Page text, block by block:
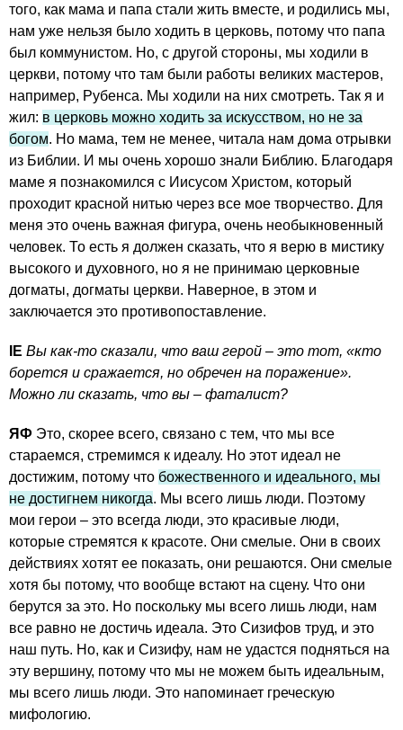
того, как мама и папа стали жить вместе, и родились мы,
нам уже нельзя было ходить в церковь, потому что папа
был коммунистом. Но, с другой стороны, мы ходили в
церкви, потому что там были работы великих мастеров,
например, Рубенса. Мы ходили на них смотреть. Так я и
жил: в церковь можно ходить за искусством, но не за
богом. Но мама, тем не менее, читала нам дома отрывки
из Библии. И мы очень хорошо знали Библию. Благодаря
маме я познакомился с Иисусом Христом, который
проходит красной нитью через все мое творчество. Для
меня это очень важная фигура, очень необыкновенный
человек. То есть я должен сказать, что я верю в мистику
высокого и духовного, но я не принимаю церковные
догматы, догматы церкви. Наверное, в этом и
заключается это противопоставление.
IE Вы как-то сказали, что ваш герой – это тот, «кто
борется и сражается, но обречен на поражение».
Можно ли сказать, что вы – фаталист?
ЯФ Это, скорее всего, связано с тем, что мы все
стараемся, стремимся к идеалу. Но этот идеал не
достижим, потому что божественного и идеального, мы
не достигнем никогда. Мы всего лишь люди. Поэтому
мои герои – это всегда люди, это красивые люди,
которые стремятся к красоте. Они смелые. Они в своих
действиях хотят ее показать, они решаются. Они смелые
хотя бы потому, что вообще встают на сцену. Что они
берутся за это. Но поскольку мы всего лишь люди, нам
все равно не достичь идеала. Это Сизифов труд, и это
наш путь. Но, как и Сизифу, нам не удастся подняться на
эту вершину, потому что мы не можем быть идеальным,
мы всего лишь люди. Это напоминает греческую
мифологию.